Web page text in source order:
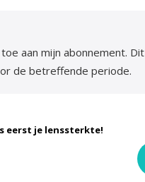
aan mijn abonnement. Dit
de betreffende periode.
eerst je lenssterkte!